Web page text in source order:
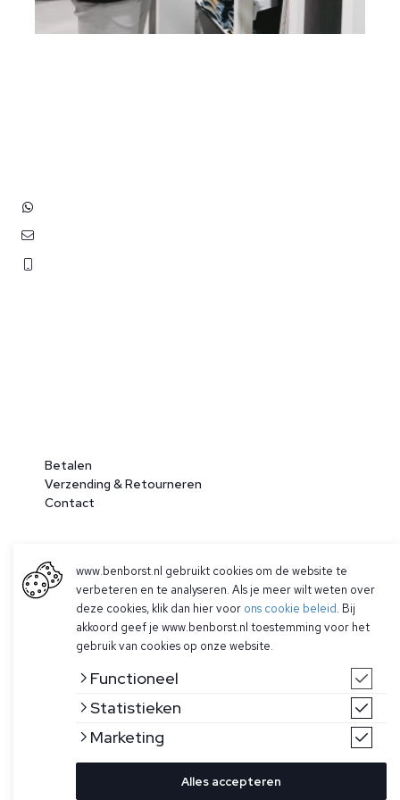
Betalen
Verzending & Retourneren
Contact
|Algemene voorwaarden
www.benborst.nl gebruikt cookies om de website te
verbeteren en te analyseren. Als je meer wilt weten over
deze cookies, klik dan hier voor ons cookie beleid. Bij
akkoord geef je www.benborst.nl toestemming voor het
gebruik van cookies op onze website.
Functioneel
Statistieken
Marketing
Alles accepteren